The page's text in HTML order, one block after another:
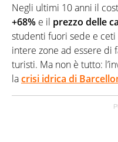
Negli ultimi 10 anni il
+68% e il prezzo delle
studenti fuori sede e
intere zone ad essere di
turisti. Ma non è tutto:
lacrisi idrica di